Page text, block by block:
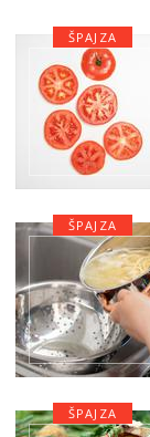
ŠPAJZA
ŠPAJZA
ŠPAJZA